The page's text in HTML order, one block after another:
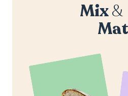
Mix&